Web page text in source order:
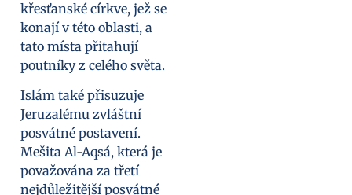
křesťanské církve, jež se
konají v této oblasti, a
tato místa přitahují
poutníky z celého světa.
Islám také přisuzuje
Jeruzalému zvláštní
posvátné postavení.
Mešita Al-Aqsá, která je
považována za třetí
nejdůležitější posvátné